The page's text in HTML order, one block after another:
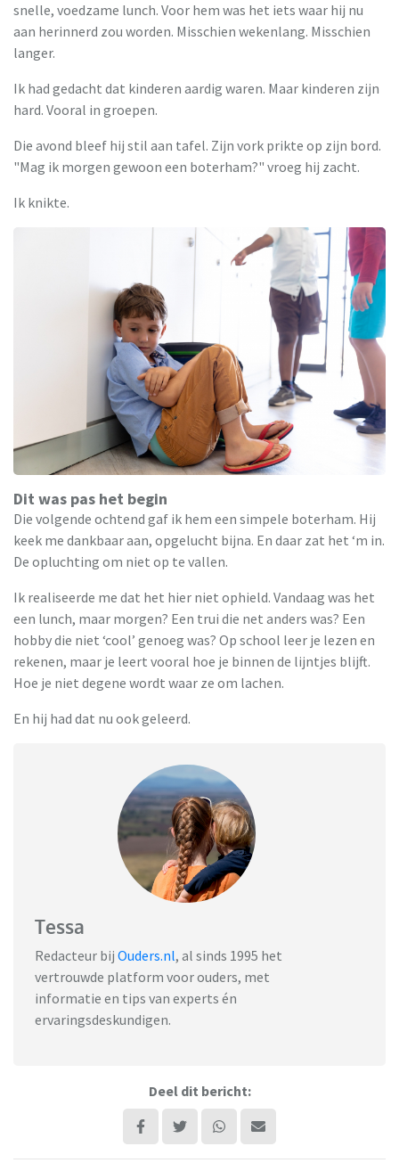
snelle, voedzame lunch. Voor hem was het iets waar hij nu
aan herinnerd zou worden. Misschien wekenlang. Misschien
langer.
Ik had gedacht dat kinderen aardig waren. Maar kinderen zijn
hard. Vooral in groepen.
Die avond bleef hij stil aan tafel. Zijn vork prikte op zijn bord.
"Mag ik morgen gewoon een boterham?" vroeg hij zacht.
Ik knikte.
Dit was pas het begin
Die volgende ochtend gaf ik hem een simpele boterham. Hij
keek me dankbaar aan, opgelucht bijna. En daar zat het ‘m in.
De opluchting om niet op te vallen.
Ik realiseerde me dat het hier niet ophield. Vandaag was het
een lunch, maar morgen? Een trui die net anders was? Een
hobby die niet ‘cool’ genoeg was? Op school leer je lezen en
rekenen, maar je leert vooral hoe je binnen de lijntjes blijft.
Hoe je niet degene wordt waar ze om lachen.
En hij had dat nu ook geleerd.
Tessa
Redacteur bij Ouders.nl, al sinds 1995 het
vertrouwde platform voor ouders, met
informatie en tips van experts én
ervaringsdeskundigen.
Deel dit bericht: